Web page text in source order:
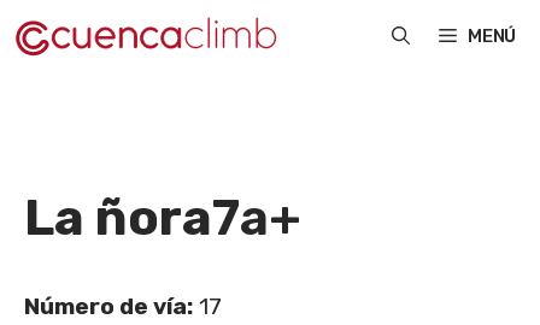
Saltar
al
MENÚ
La ñora7a+
Número de vía: 17